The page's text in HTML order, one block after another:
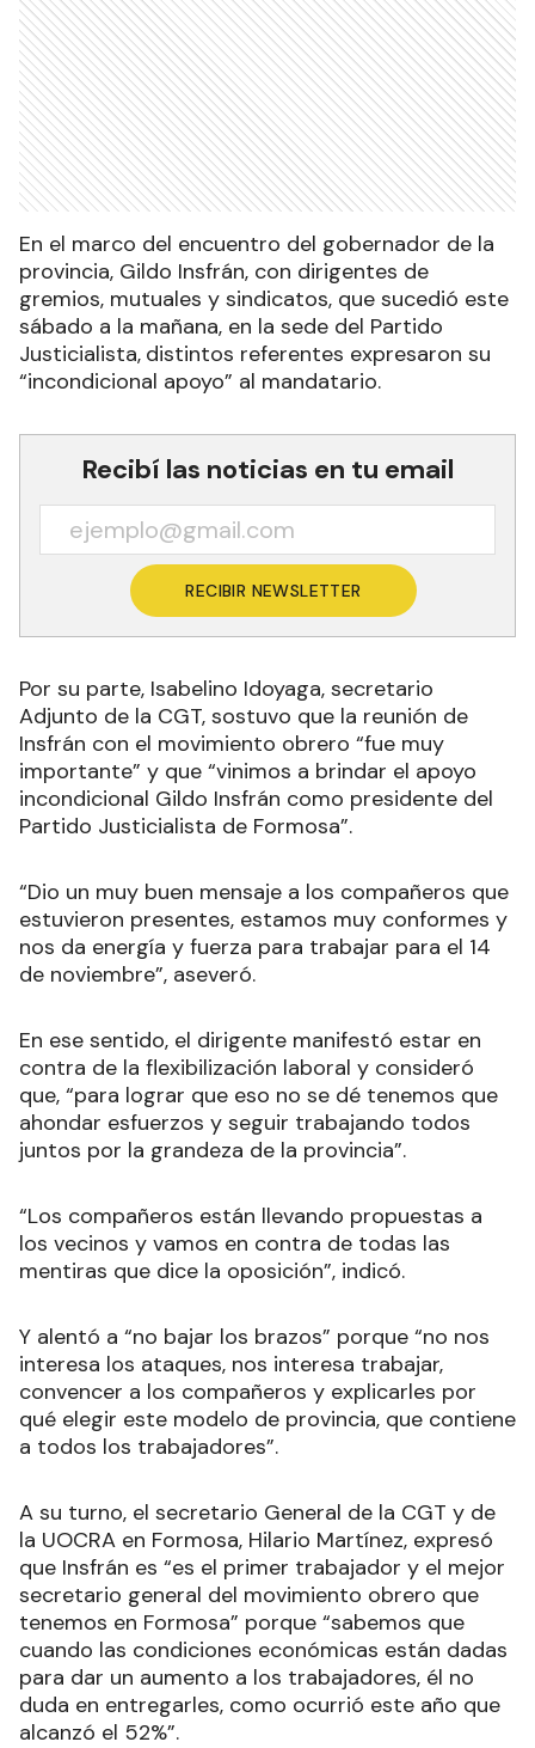
En el marco del encuentro del gobernador de la
provincia, Gildo Insfrán, con dirigentes de
gremios, mutuales y sindicatos, que sucedió este
sábado a la mañana, en la sede del Partido
Justicialista, distintos referentes expresaron su
“incondicional apoyo” al mandatario.
Recibí las noticias en tu email
RECIBIR NEWSLETTER
Por su parte, Isabelino Idoyaga, secretario
Adjunto de la CGT, sostuvo que la reunión de
Insfrán con el movimiento obrero “fue muy
importante” y que “vinimos a brindar el apoyo
incondicional Gildo Insfrán como presidente del
Partido Justicialista de Formosa”.
“Dio un muy buen mensaje a los compañeros que
estuvieron presentes, estamos muy conformes y
nos da energía y fuerza para trabajar para el 14
de noviembre”, aseveró.
En ese sentido, el dirigente manifestó estar en
contra de la flexibilización laboral y consideró
que, “para lograr que eso no se dé tenemos que
ahondar esfuerzos y seguir trabajando todos
juntos por la grandeza de la provincia”.
“Los compañeros están llevando propuestas a
los vecinos y vamos en contra de todas las
mentiras que dice la oposición”, indicó.
Y alentó a “no bajar los brazos” porque “no nos
interesa los ataques, nos interesa trabajar,
convencer a los compañeros y explicarles por
qué elegir este modelo de provincia, que contiene
a todos los trabajadores”.
A su turno, el secretario General de la CGT y de
la UOCRA en Formosa, Hilario Martínez, expresó
que Insfrán es “es el primer trabajador y el mejor
secretario general del movimiento obrero que
tenemos en Formosa” porque “sabemos que
cuando las condiciones económicas están dadas
para dar un aumento a los trabajadores, él no
duda en entregarles, como ocurrió este año que
alcanzó el 52%”.